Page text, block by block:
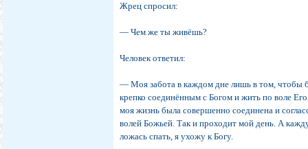
Жрец спросил:
― Чем же ты живёшь?
Человек ответил:
― Моя забота в каждом дне лишь в том, чтобы
крепко соединённым с Богом и жить по воле
моя жизнь была совершенно соединена и
волей Божьей. Так и проходит мой день. А
ложась спать, я ухожу к Богу.